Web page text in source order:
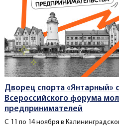
Дворец спорта «Янтарный»
Всероссийского форума
предпринимателей
С 11 по 14 ноября в